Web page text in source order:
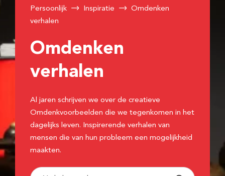
Persoonlijk Inspiratie
Omdenken
verhalen
Omdenken
verhalen
Al jaren schrijven we over de creatieve
Omdenkvoorbeelden die we tegenkomen in het
dagelijks leven. Inspirerende verhalen van
mensen die van hun probleem een mogelijkheid
maakten.